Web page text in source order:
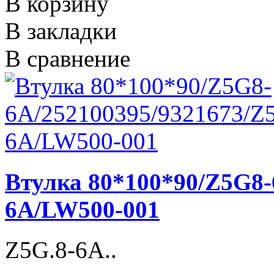
В закладки
В сравнение
Втулка 80*100*90/
6A/LW500-001
Z5G.8-6A..